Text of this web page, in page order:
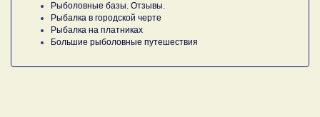
Рыболовные базы. Отзывы.
Рыбалка в городской черте
Рыбалка на платниках
Большие рыболовные путешествия